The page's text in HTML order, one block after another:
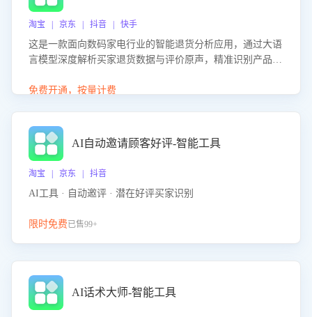
淘宝 | 京东 | 抖音 | 快手
这是一款面向数码家电行业的智能退货分析应用，通过大语
言模型深度解析买家退货数据与评价原声，精准识别产品质
改进建议，通过挖掘用户痛点驱动产品迭代，从根本上降低
免费开通，按量计费
AI自动邀请顾客好评-智能工具
淘宝 | 京东 | 抖音
AI工具 · 自动邀评 · 潜在好评买家识别
限时免费已售99+
AI话术大师-智能工具